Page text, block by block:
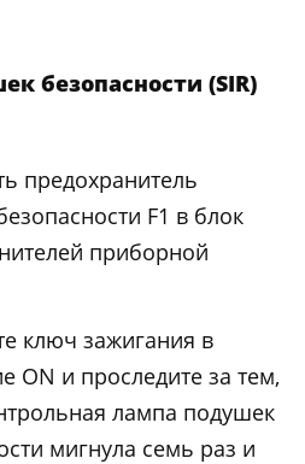
безопасности (SIR)
предохранитель
F1 в блок
приборной
ключ зажигания в
ON и проследите за тем,
лампа подушек
мигнула семь раз и